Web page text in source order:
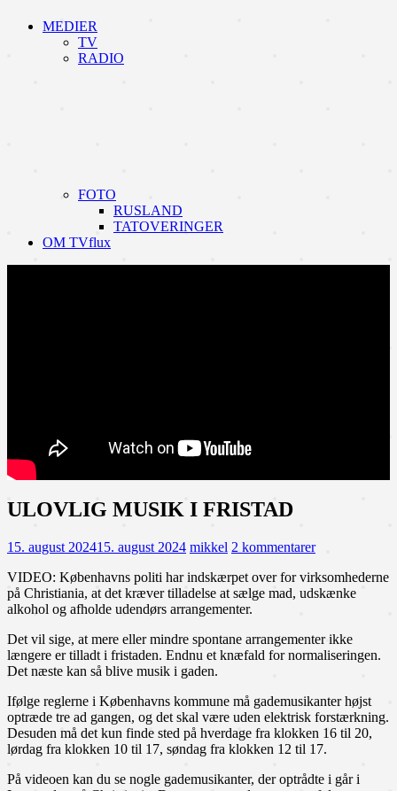
MEDIER
TV
RADIO
FOTO
RUSLAND
TATOVERINGER
OM TVflux
ULOVLIG MUSIK I FRISTAD
15. august 202415. august 2024 mikkel 2 kommentarer
VIDEO: Københavns politi har indskærpet over for virksomhederne
på Christiania, at det kræver tilladelse at sælge mad, udskænke
alkohol og afholde udendørs arrangementer.
Det vil sige, at mere eller mindre spontane arrangementer ikke
længere er tilladt i fristaden. Endnu et knæfald for normaliseringen.
Det næste kan så blive musik i gaden.
Ifølge reglerne i Københavns kommune må gademusikanter højst
optræde tre ad gangen, og det skal være uden elektrisk forstærkning.
Desuden må det kun finde sted på hverdage fra klokken 16 til 20,
lørdag fra klokken 10 til 17, søndag fra klokken 12 til 17.
På videoen kan du se nogle gademusikanter, der optrådte i går i